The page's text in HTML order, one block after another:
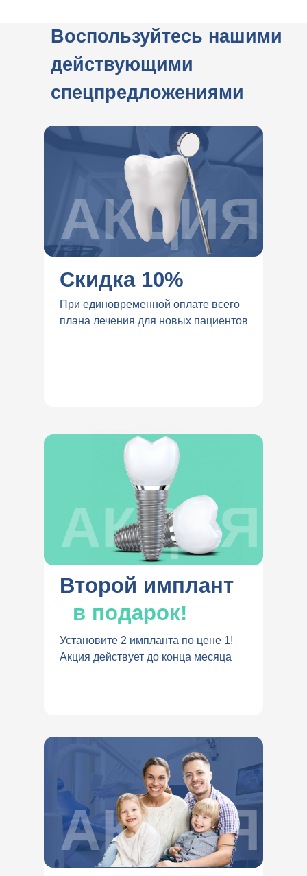
Скидка 10%
При единовременной оплате всего
плана лечения для новых пациентов
АКЦИЯ
Второй имплант
в подарок!
Установите 2 импланта по цене 1!
Акция действует до конца месяца
АКЦИЯ
АКЦИЯ
Воспользуйтесь нашими
действующими
спецпредложениями